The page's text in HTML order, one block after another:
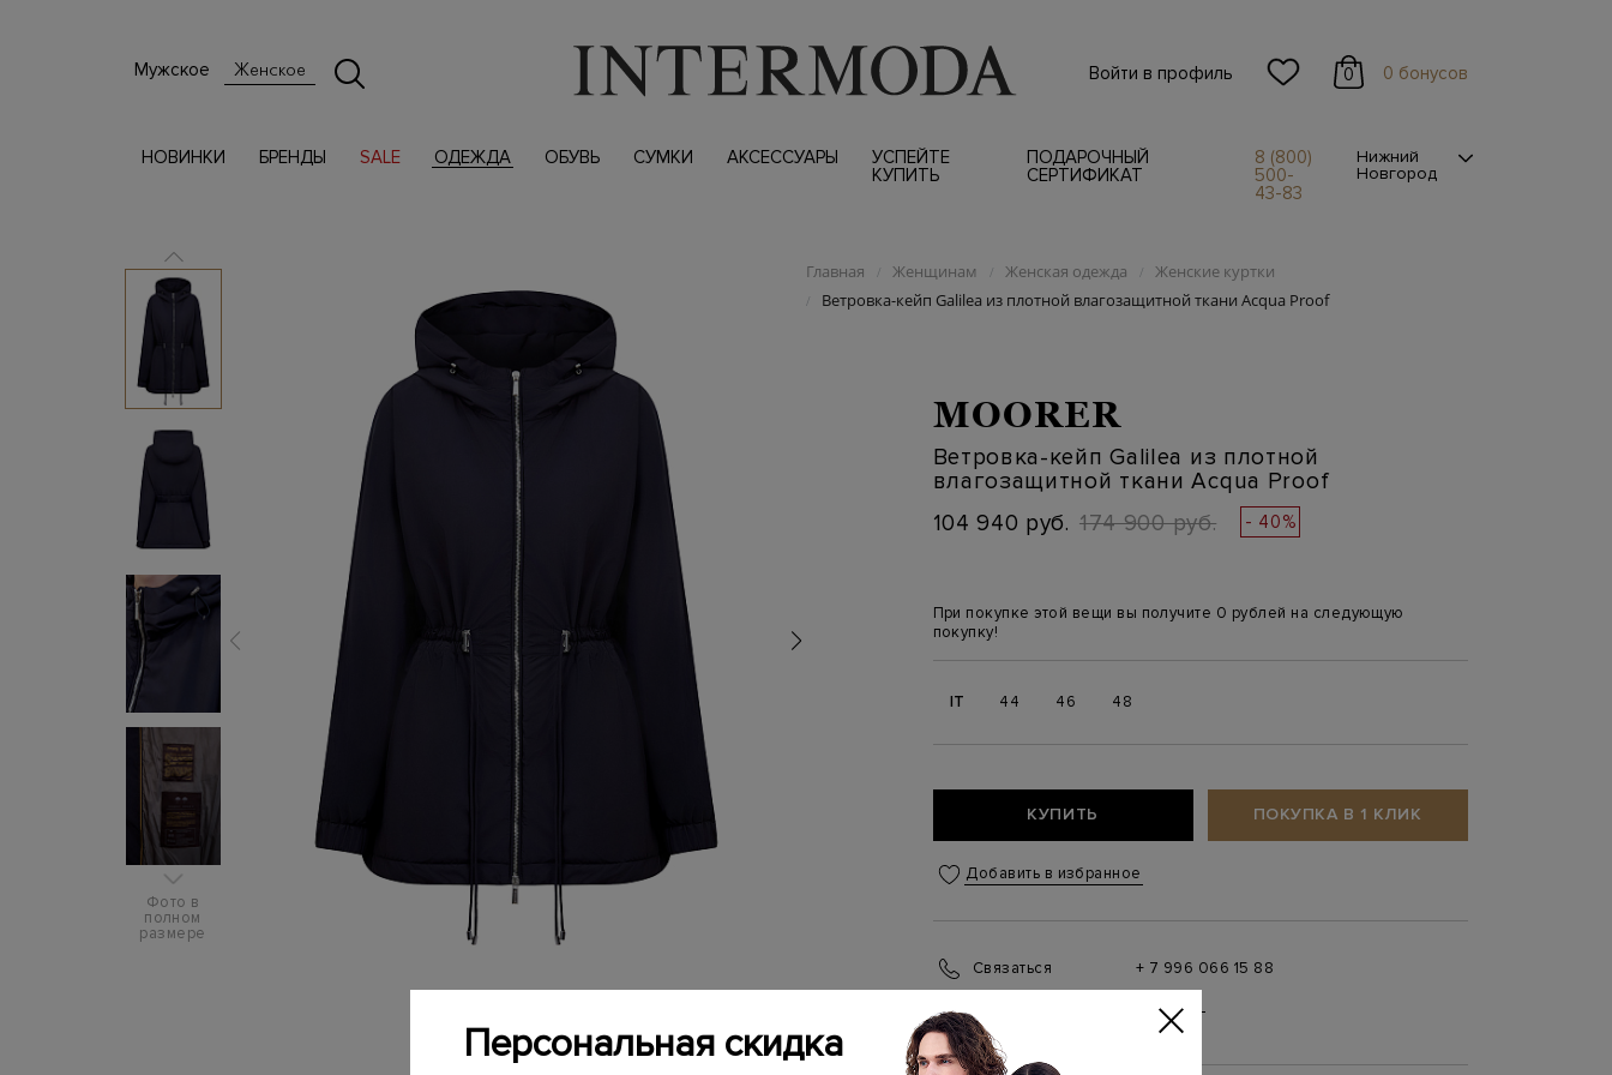
Мужское Женское Войти в профиль 0 0 бонусов
НОВИНКИ БРЕНДЫ SALE ОДЕЖДА ОБУВЬ СУМКИ АКСЕССУАРЫ
УСПЕЙТЕ
КУПИТЬ
ПОДАРОЧНЫЙ
СЕРТИФИКАТ
8 (800)
500-
43-83
Нижний
Новгород
Фото в
полном
размере
Главная / Женщинам / Женская одежда / Женские куртки
/ Ветровка-кейп Galilea из плотной влагозащитной ткани Acqua Proof
MOORER
Ветровка-кейп Galilea из плотной
влагозащитной ткани Acqua Proof
104 940 руб. 174 900 руб. - 40%
При покупке этой вещи вы получите 0 рублей на следующую
покупку!
IT 44 46 48
КУПИТЬ ПОКУПКА В 1 КЛИК
Добавить в избранное
Связаться
+ 7 996 066 15 88
(ежедневно с 10:00 до 21:00)
Персональная скидка